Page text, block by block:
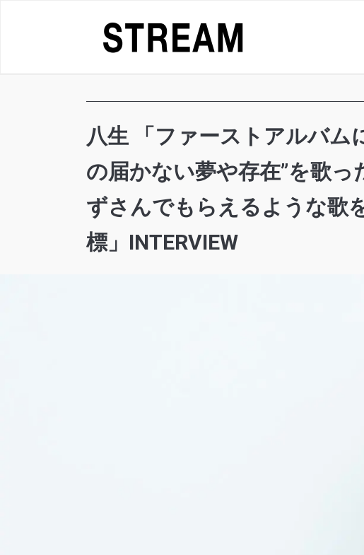
八生 「ファーストアルバム
の届かない夢や存在”を歌
ずさんでもらえるような歌
標」INTERVIEW